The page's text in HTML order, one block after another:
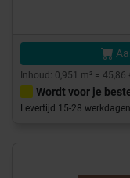
Inhoud: 0,951 m² =
Wordt voor je
Levertijd 15-28